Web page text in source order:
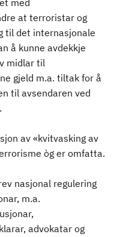
med
at terroristar og
til det internasjonale
å kunne avdekkje
midlar til
gjeld m.a. tiltak for å
til avsendaren ved
av «kvitvasking av
òg er omfatta.
nasjonal regulering
m.a.
advokatar og